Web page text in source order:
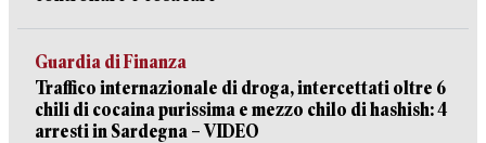
Guardia di Finanza
Traffico internazionale di droga, intercettati oltre 6
chili di cocaina purissima e mezzo chilo di hashish: 4
arresti in Sardegna – VIDEO